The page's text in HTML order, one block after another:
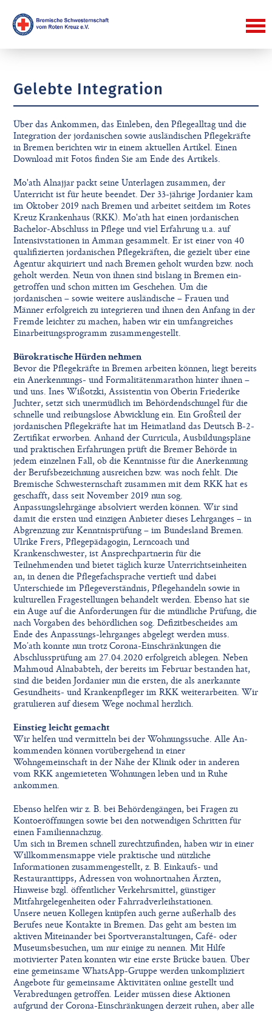
Gelebte Integration
Über das Ankommen, das Einleben, den Pflegealltag und die
Integration der jordanischen sowie ausländischen Pflegekräfte
in Bremen berichten wir in einem aktuellen Artikel. Einen
Download mit Fotos finden Sie am Ende des Artikels.
Mo'ath Alnajjar packt seine Unterlagen zusammen, der
Unterricht ist für heute beendet. Der 33-jährige Jordanier kam
im Oktober 2019 nach Bremen und arbeitet seitdem im Rotes
Kreuz Krankenhaus (RKK). Mo'ath hat einen jordanischen
Bachelor-Abschluss in Pﬂege und viel Erfahrung u.a. auf
Intensivstationen in Amman gesammelt. Er ist einer von 40
qualiﬁzierten jordanischen Pﬂegekräften, die gezielt über eine
Agentur akquiriert und nach Bremen geholt wurden bzw. noch
geholt werden. Neun von ihnen sind bislang in Bremen ein-
getroffen und schon mitten im Geschehen. Um die
jordanischen – sowie weitere ausländische – Frauen und
Männer erfolgreich zu integrieren und ihnen den Anfang in der
Fremde leichter zu machen, haben wir ein umfangreiches
Einarbeitungsprogramm zusammengestellt.
Bürokratische Hürden nehmen
Bevor die Pﬂegekräfte in Bremen arbeiten können, liegt bereits
ein Anerkennungs- und Formalitätenmarathon hinter ihnen –
und uns. Ines Wißotzki, Assistentin von Oberin Friederike
Juchter, setzt sich unermüdlich im Behördendschungel für die
schnelle und reibungslose Abwicklung ein. Ein Großteil der
jordanischen Pﬂegekräfte hat im Heimatland das Deutsch B-2-
Zertiﬁkat erworben. Anhand der Curricula, Ausbildungspläne
und praktischen Erfahrungen prüft die Bremer Behörde in
jedem einzelnen Fall, ob die Kenntnisse für die Anerkennung
der Berufsbezeichnung ausreichen bzw. was noch fehlt. Die
Bremische Schwesternschaft zusammen mit dem RKK hat es
geschafft, dass seit November 2019 nun sog.
Anpassungslehrgänge absolviert werden können. Wir sind
damit die ersten und einzigen Anbieter dieses Lehrganges – in
Abgrenzung zur Kenntnisprüfung – im Bundesland Bremen.
Ulrike Frers, Pﬂegepädagogin, Lerncoach und
Krankenschwester, ist Ansprechpartnerin für die
Teilnehmenden und bietet täglich kurze Unterrichtseinheiten
an, in denen die Pﬂegefachsprache vertieft und dabei
Unterschiede im Pﬂegeverständnis, Pﬂegehandeln sowie in
kulturellen Fragestellungen behandelt werden. Ebenso hat sie
ein Auge auf die Anforderungen für die mündliche Prüfung, die
nach Vorgaben des behördlichen sog. Deﬁzitbescheides am
Ende des Anpassungs-lehrganges abgelegt werden muss.
Mo’ath konnte nun trotz Corona-Einschränkungen die
Abschlussprüfung am 27.04.2020 erfolgreich ablegen. Neben
Mahmoud Alnababteh, der bereits im Februar bestanden hat,
sind die beiden Jordanier nun die ersten, die als anerkannte
Gesundheits- und Krankenpﬂeger im RKK weiterarbeiten. Wir
gratulieren auf diesem Wege nochmal herzlich.
Einstieg leicht gemacht
Wir helfen und vermitteln bei der Wohnungssuche. Alle An-
kommenden können vorübergehend in einer
Wohngemeinschaft in der Nähe der Klinik oder in anderen
vom RKK angemieteten Wohnungen leben und in Ruhe
ankommen.
Ebenso helfen wir z. B. bei Behördengängen, bei Fragen zu
Kontoeröffnungen sowie bei den notwendigen Schritten für
einen Familiennachzug.
Um sich in Bremen schnell zurechtzuﬁnden, haben wir in einer
Willkommensmappe viele praktische und nützliche
Informationen zusammengestellt, z. B. Einkaufs- und
Restauranttipps, Adressen von wohnortnahen Ärzten,
Hinweise bzgl. öffentlicher Verkehrsmittel, günstiger
Mitfahrgelegenheiten oder Fahrradverleihstationen.
Unsere neuen Kollegen knüpfen auch gerne außerhalb des
Berufes neue Kontakte in Bremen. Das geht am besten im
aktiven Miteinander bei Sportveranstaltungen, Café- oder
Museumsbesuchen, um nur einige zu nennen. Mit Hilfe
motivierter Paten konnten wir eine erste Brücke bauen. Über
eine gemeinsame WhatsApp-Gruppe werden unkompliziert
Angebote für gemeinsame Aktivitäten online gestellt und
Verabredungen getroffen. Leider müssen diese Aktionen
aufgrund der Corona-Einschränkungen derzeit ruhen, aber alle